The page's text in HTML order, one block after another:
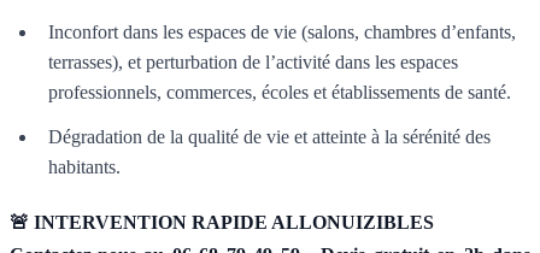
Inconfort dans les espaces de vie (salons, chambres d’enfants,
terrasses), et perturbation de l’activité dans les espaces
professionnels, commerces, écoles et établissements de santé.
Dégradation de la qualité de vie et atteinte à la sérénité des
habitants.
🚨 INTERVENTION RAPIDE ALLONUIZIBLES